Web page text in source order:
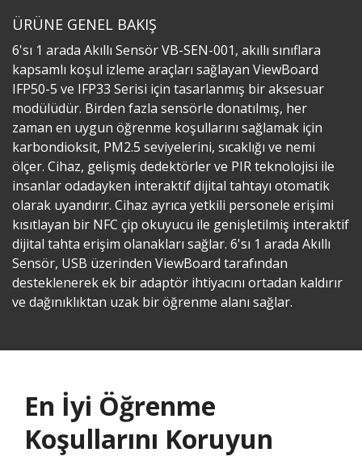
ÜRÜNE GENEL BAKIŞ
6'sı 1 arada Akıllı Sensör VB-SEN-001, akıllı sınıflara
kapsamlı koşul izleme araçları sağlayan ViewBoard
IFP50-5 ve IFP33 Serisi için tasarlanmış bir aksesuar
modülüdür. Birden fazla sensörle donatılmış, her
zaman en uygun öğrenme koşullarını sağlamak için
karbondioksit, PM2.5 seviyelerini, sıcaklığı ve nemi
ölçer. Cihaz, gelişmiş dedektörler ve PIR teknolojisi ile
insanlar odadayken interaktif dijital tahtayı otomatik
olarak uyandırır. Cihaz ayrıca yetkili personele erişimi
kısıtlayan bir NFC çip okuyucu ile genişletilmiş interaktif
dijital tahta erişim olanakları sağlar. 6'sı 1 arada Akıllı
Sensör, USB üzerinden ViewBoard tarafından
desteklenerek ek bir adaptör ihtiyacını ortadan kaldırır
ve dağınıklıktan uzak bir öğrenme alanı sağlar.
En İyi Öğrenme
Koşullarını Koruyun